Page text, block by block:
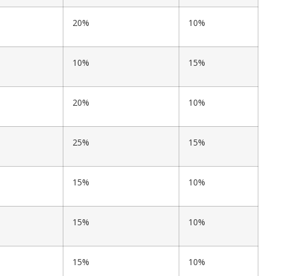
20% 10%
10% 15%
20% 10%
25% 15%
15% 10%
15% 10%
15% 10%